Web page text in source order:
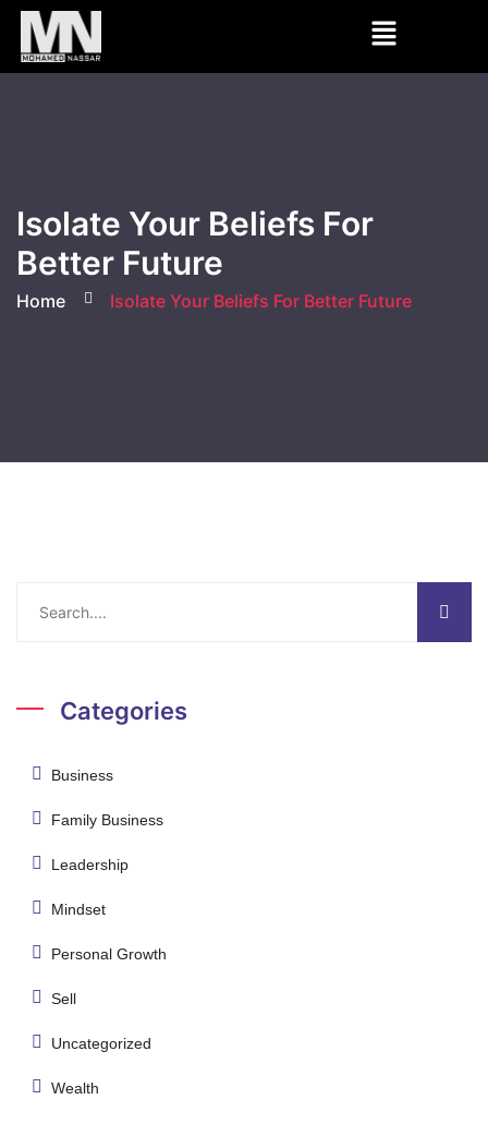
Isolate Your Beliefs For
Better Future
Home Isolate Your Beliefs For Better Future
Categories
Business
Family Business
Leadership
Mindset
Personal Growth
Sell
Uncategorized
Wealth